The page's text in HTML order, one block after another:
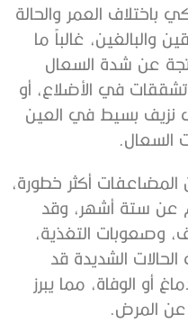
باختلاف العمر والحالة
والبالغين، غالباً ما
عن شدة السعال
تشققات في الأضلاع، أو
نزيف بسيط في العين
السعال.
المضاعفات أكثر خطورة،
عن ستة أشهر، وقد
وصعوبات التغذية،
الشديدة قد
أو الوفاة، مما يبرز
عن المرض.